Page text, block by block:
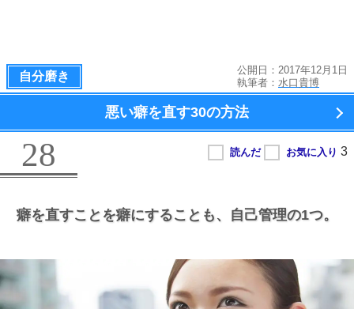
自分磨き
公開日：2017年12月1日
執筆者： 水口貴博
悪い癖を直す30の方法
28
癖を直すことを癖にすることも、 自己管理の1つ。